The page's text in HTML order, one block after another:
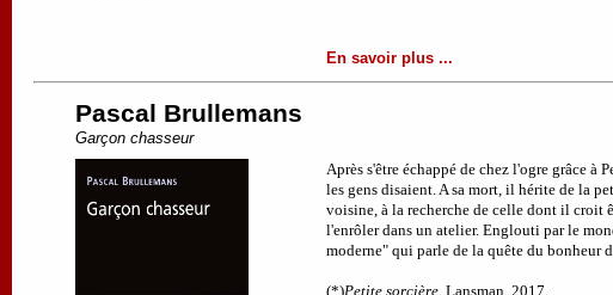
En savoir plus ...
Pascal Brullemans
Garçon chasseur
Après s'être échappé de chez l'ogre grâce à
les gens disaient. A sa mort, il hérite de la
voisine, à la recherche de celle dont il croit
l'enrôler dans un atelier. Englouti par le
moderne" qui parle de la quête du bonheur
(*)Petite sorcière, Lansman, 2017.